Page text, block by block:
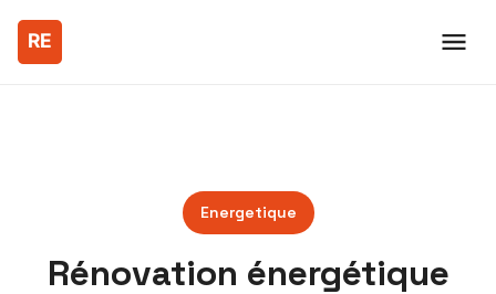
Energetique
Rénovation énergétique